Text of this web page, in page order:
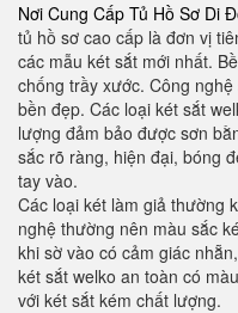
Nơi Cung Cấp Tủ Hồ Sơ Di
tủ hồ sơ cao cấp là đơn vị
các mẫu két sắt mới nhất.
chống trầy xước. Công
bền đẹp. Các loại két sắt
lượng đảm bảo được sơn
sắc rõ ràng, hiện đại, bóng
tay vào.
Các loại két làm giả thường
nghệ thường nên màu sắc
khi sờ vào có cảm giác
két sắt welko an toàn có
với két sắt kém chất lượng.